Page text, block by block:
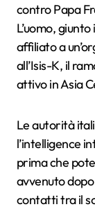
contro Papa
L’uomo,
affiliato a
all’Isis-K, il
attivo in Asia
Le autorità
l’intelligence
prima che
avvenuto
contatti tra il